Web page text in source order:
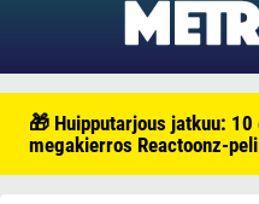
🎁 Huipputarjous jatkuu:
megakierros Reactoonz-